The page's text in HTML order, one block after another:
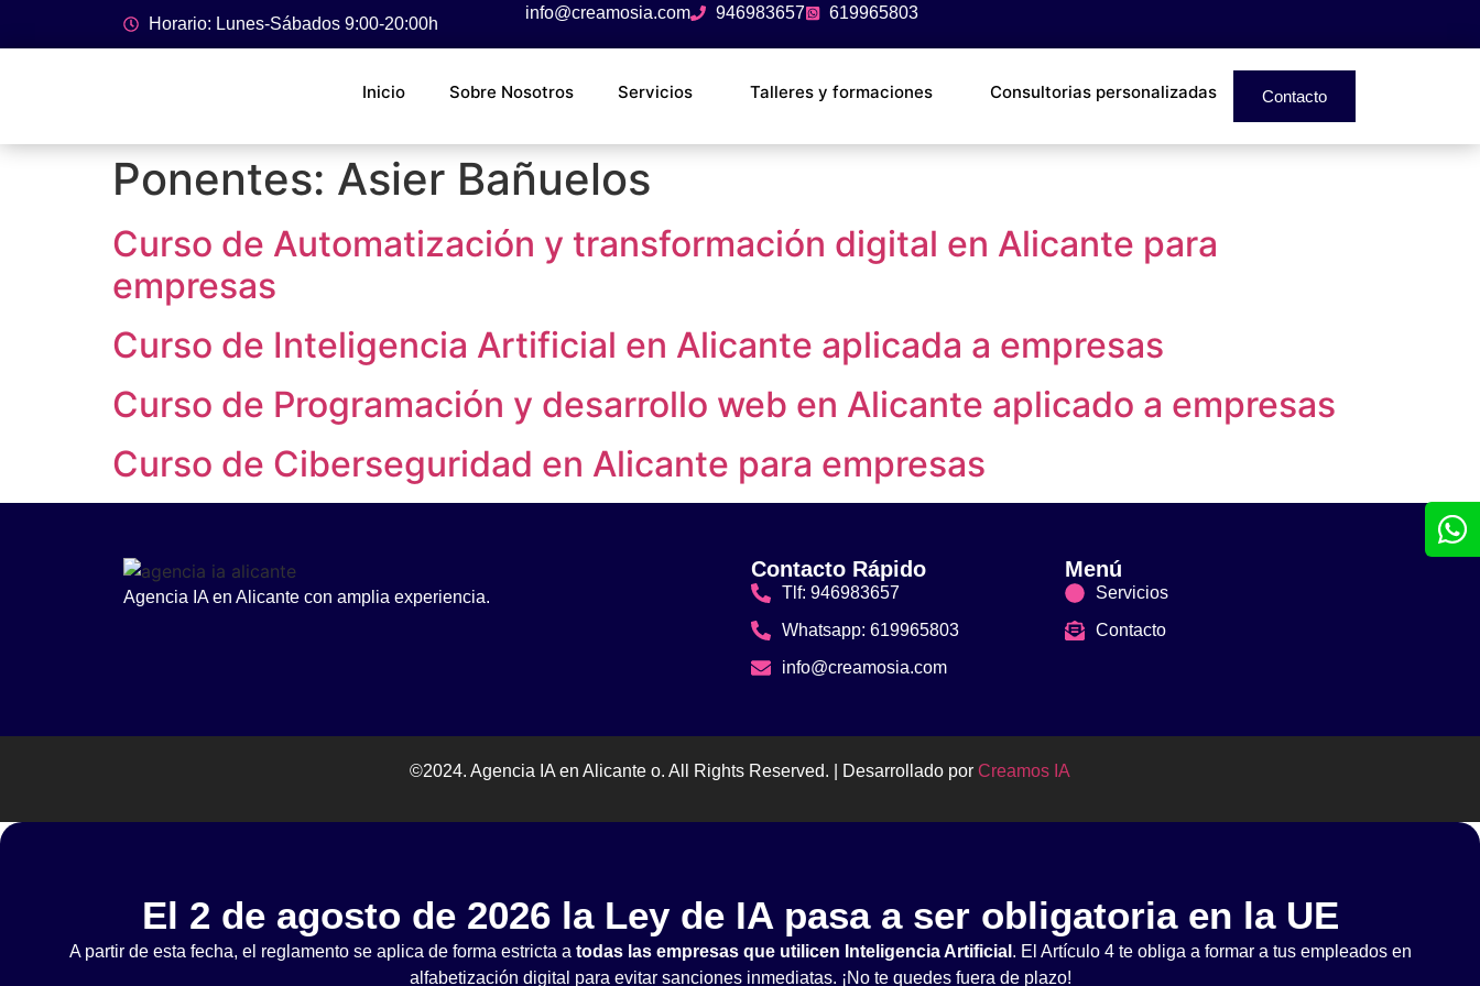
Horario: Lunes-Sábados 9:00-20:00h
info@creamosia.com 946983657 619965803
Inicio Sobre Nosotros Servicios Talleres y formaciones Consultorias personalizadas Contacto
Ponentes: Asier Bañuelos
Curso de Automatización y transformación digital en Alicante para
empresas
Curso de Inteligencia Artificial en Alicante aplicada a empresas
Curso de Programación y desarrollo web en Alicante aplicado a empresas
Curso de Ciberseguridad en Alicante para empresas
Agencia IA en Alicante con amplia experiencia.
Contacto Rápido
Tlf: 946983657
Whatsapp: 619965803
info@creamosia.com
Menú
Servicios
Contacto
©2024. Agencia IA en Alicante o. All Rights Reserved. | Desarrollado por Creamos IA
El 2 de agosto de 2026 la Ley de IA pasa a ser obligatoria en la UE
A partir de esta fecha, el reglamento se aplica de forma estricta a todas las empresas que utilicen Inteligencia Artificial . El Artículo 4 te obliga a formar a tus empleados en
alfabetización digital para evitar sanciones inmediatas. ¡No te quedes fuera de plazo!